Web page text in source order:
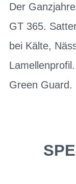
Der
GT 365.
bei Kälte,
Green Guard.